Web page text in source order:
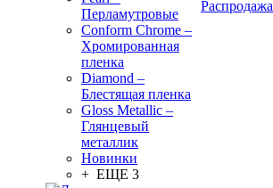
Перламутровые
Conform Chrome –
Хромированная
пленка
Diamond –
Блестящая пленка
Gloss Metallic –
Глянцевый
металлик
Новинки
+ ЕЩЕ 3
Распродажа